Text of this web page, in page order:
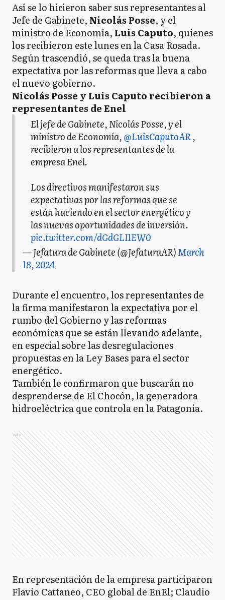
Así se lo hicieron saber sus representantes al
Jefe de Gabinete, Nicolás Posse, y el
ministro de Economía, Luis Caputo, quienes
los recibieron este lunes en la Casa Rosada.
Según trascendió, se queda tras la buena
expectativa por las reformas que lleva a cabo
el nuevo gobierno.
Nicolás Posse y Luis Caputo recibieron a
representantes de Enel
El jefe de Gabinete, Nicolás Posse, y el
ministro de Economía,@LuisCaputoAR,
recibieron a los representantes de la
empresa Enel.
Los directivos manifestaron sus
expectativas por las reformas que se
están haciendo en el sector energético y
las nuevas oportunidades de inversión.
pic.twitter.com/dGdGLI1EW0
— Jefatura de Gabinete (@JefaturaAR)March
18, 2024
Durante el encuentro, los representantes de
la firma manifestaron la expectativa por el
rumbo del Gobierno y las reformas
económicas que se están llevando adelante,
en especial sobre las desregulaciones
propuestas en la Ley Bases para el sector
energético.
También le confirmaron que buscarán no
desprenderse de El Chocón, la generadora
hidroeléctrica que controla en la Patagonia.
Ads
En representación de la empresa participaron
Flavio Cattaneo, CEO global de EnEl; Claudio